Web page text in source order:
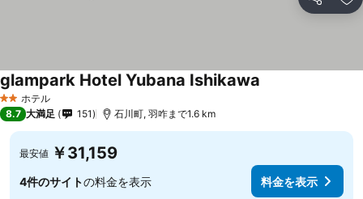
シェア お
2 ホテルのランク
ホテル
glampark Hotel Yubana Ishikawa
8.7 大満足 151 石川町, 羽咋まで1.6 km
最安値 ￥31,159
4件のサイトの料金を表示 料金を表示